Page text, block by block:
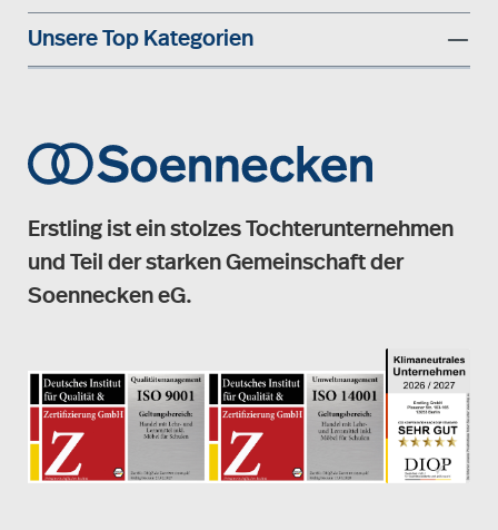
Unsere Top Kategorien
Erstling ist ein stolzes Tochterunternehmen
und Teil der starken Gemeinschaft der
Soennecken eG.